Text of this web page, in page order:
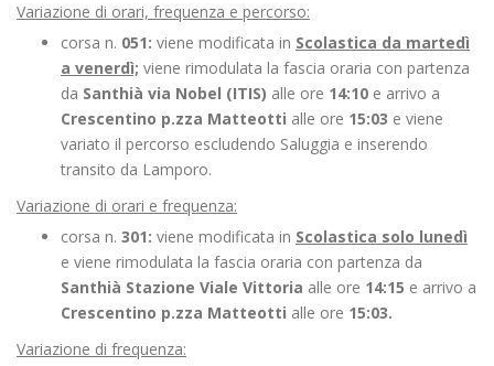
Variazione di orari, frequenza e percorso:
corsa n. 051: viene modificata in Scolastica da martedì
a venerdì; viene rimodulata la fascia oraria con partenza
da Santhià via Nobel (ITIS) alle ore 14:10 e arrivo a
Crescentino p.zza Matteotti alle ore 15:03 e viene
variato il percorso escludendo Saluggia e inserendo
transito da Lamporo.
Variazione di orari e frequenza:
corsa n. 301: viene modificata in Scolastica solo lunedì
e viene rimodulata la fascia oraria con partenza da
Santhià Stazione Viale Vittoria alle ore 14:15 e arrivo a
Crescentino p.zza Matteotti alle ore 15:03.
Variazione di frequenza: